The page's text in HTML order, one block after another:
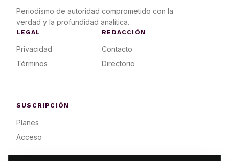
Periodismo de autoridad comprometido con la
verdad y la profundidad analítica.
LEGAL
Privacidad
Términos
REDACCIÓN
Contacto
Directorio
SUSCRIPCIÓN
Planes
Acceso